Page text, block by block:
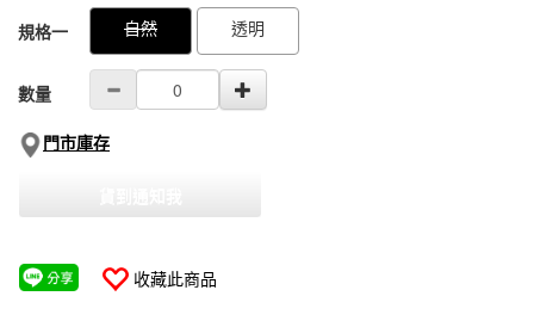
GOODS000000000000000152135
規格一 自然 透明
數量
門市庫存
收藏此商品